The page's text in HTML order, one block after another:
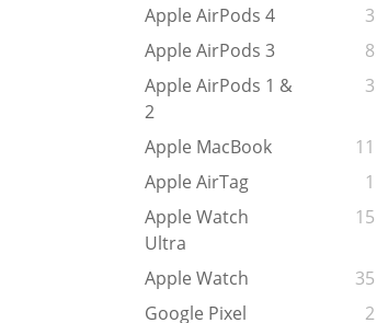
Apple AirPods 4
3
Apple AirPods 3
8
Apple AirPods 1 &
2
3
Apple MacBook
11
Apple AirTag
1
Apple Watch
Ultra
15
Apple Watch
35
Google Pixel
2